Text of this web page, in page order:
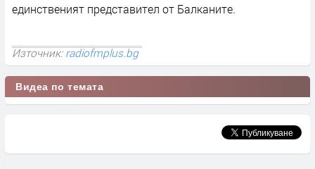
единственият представител от Балканите.
Източник:radiofmplus.bg
Видеа по темата